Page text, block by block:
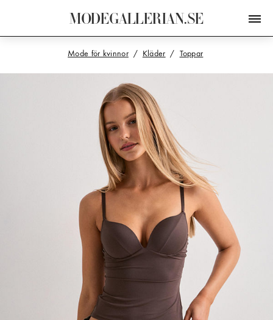
MODEGALLERIAN.SE
Mode för kvinnor Kläder Toppar